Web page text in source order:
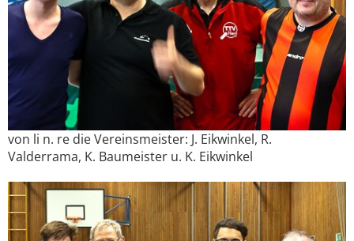
von li n. re die Vereinsmeister: J. Eikwinkel, R.
Valderrama, K. Baumeister u. K. Eikwinkel